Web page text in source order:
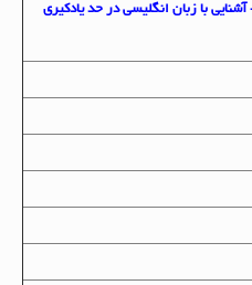
با زبان انگلیسی در حد یادکیری